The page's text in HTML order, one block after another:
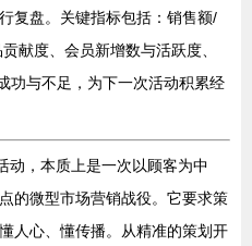
复盘。关键指标包括：销售额/
献度、会员新增数与活跃度、
功与不足，为下一次活动积累经
动，本质上是一次以顾客为中
的微型市场营销战役。它要求策
人心、懂传播。从精准的策划开